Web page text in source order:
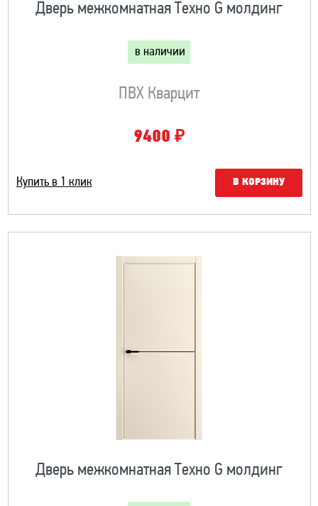
Дверь межкомнатная Техно G молдинг
в наличии
ПВХ Кварцит
9400 ₽
Купить в 1 клик В КОРЗИНУ
Дверь межкомнатная Техно G молдинг